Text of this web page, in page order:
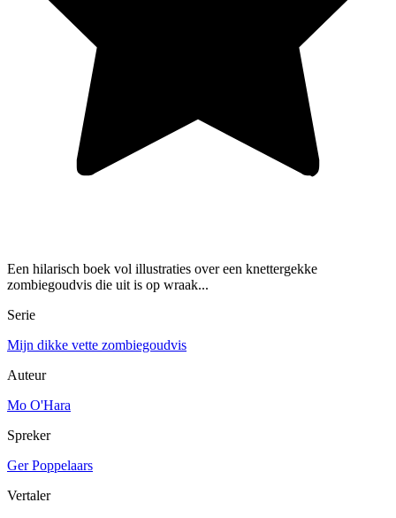
Een hilarisch boek vol illustraties over een knettergekke
zombiegoudvis die uit is op wraak...
Serie
Mijn dikke vette zombiegoudvis
Auteur
Mo O'Hara
Spreker
Ger Poppelaars
Vertaler